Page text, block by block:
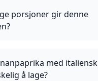
porsjoner gir denne
med italiensk
å lage?